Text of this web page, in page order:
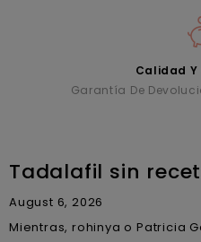
Calidad
Garantía De
Tadalafil sin
August 6, 2026
Mientras, rohinya o Patricia